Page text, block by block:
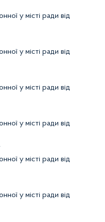
у місті ради від
у місті ради від
у місті ради від
у місті ради від
у місті ради від
у місті ради від